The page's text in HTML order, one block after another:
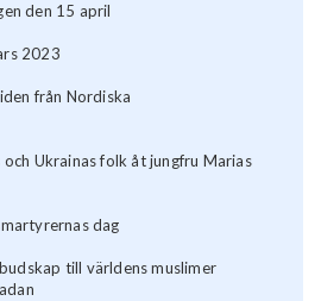
den 15 april
2023
från Nordiska
och Ukrainas folk åt jungfru Marias
dag
till världens muslimer